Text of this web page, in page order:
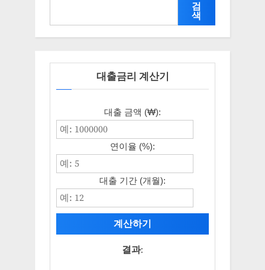
검
색
대출금리 계산기
대출 금액 (₩):
연이율 (%):
대출 기간 (개월):
계산하기
결과: